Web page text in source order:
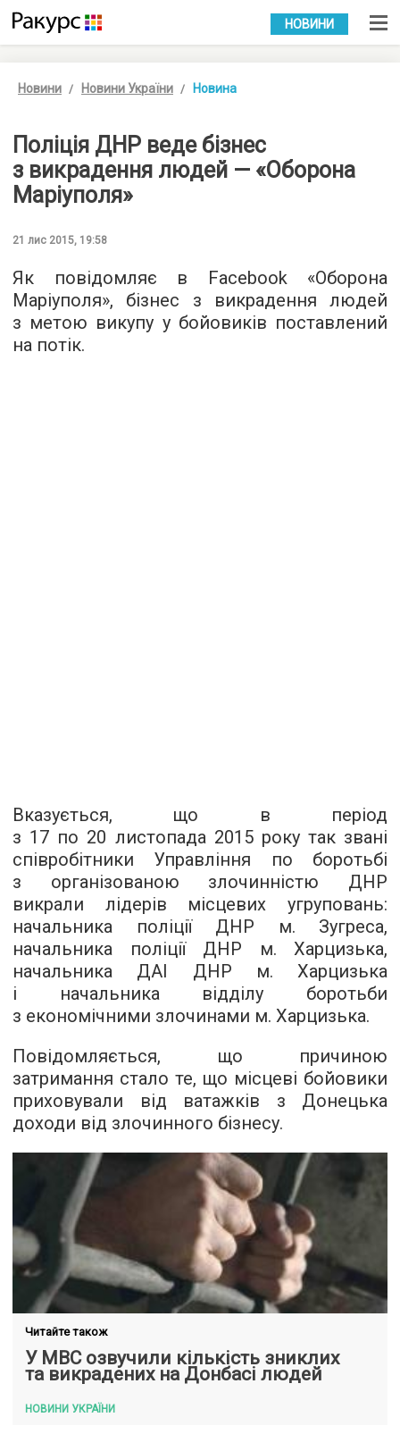
УКР РУС
НОВИНИ
Новини Новини України Новина
Поліція ДНР веде бізнес
з викрадення людей — «Оборона
Маріуполя»
21 лис 2015, 19:58
Як повідомляє в Facebook«Оборона
Маріуполя», бізнес з викрадення людей
з метою викупу у бойовиків поставлений
на потік.
Вказується, що в період
з 17 по 20 листопада 2015 року так звані
співробітники Управління по боротьбі
з організованою злочинністю ДНР
викрали лідерів місцевих угруповань:
начальника поліції ДНР м. Зугреса,
начальника поліції ДНР м. Харцизька,
начальника ДАІ ДНР м. Харцизька
і начальника відділу боротьби
з економічними злочинами м. Харцизька.
Повідомляється, що причиною
затримання стало те, що місцеві бойовики
приховували від ватажків з Донецька
доходи від злочинного бізнесу.
Читайте також
У МВС озвучили кількість зниклих
та викрадених на Донбасі людей
НОВИНИ УКРАЇНИ